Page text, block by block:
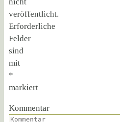
veröffentlicht.
Erforderliche
Felder
sind
mit
*
markiert
Kommentar